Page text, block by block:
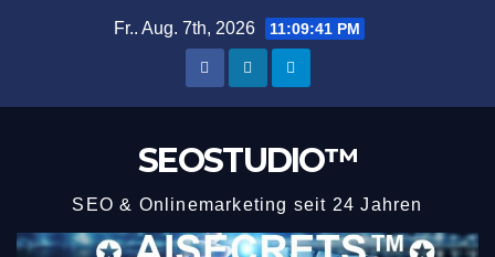
Fr.. Aug. 7th, 2026 11:09:41 PM
SEOSTUDIO™
SEO & Onlinemarketing seit 24 Jahren